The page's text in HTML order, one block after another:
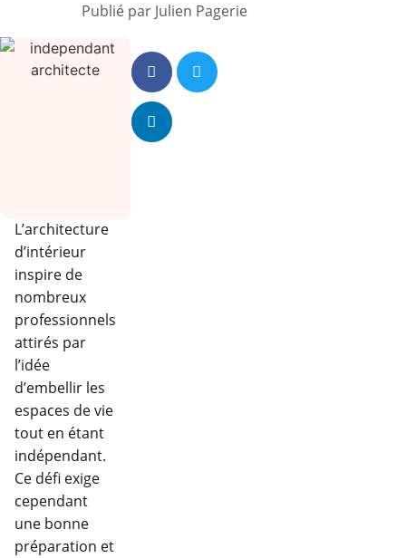
Publié par Julien Pagerie
L’architecture
d’intérieur
inspire de
nombreux
professionnels
attirés par
l’idée
d’embellir les
espaces de vie
tout en étant
indépendant.
Ce défi exige
cependant
une bonne
préparation et